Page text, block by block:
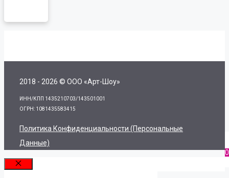
2018 - 2026 © ООО «Арт-Шоу»
ИНН/КПП 1435210703/143501001
ОГРН: 1081435583415
Политика Конфиденциальности (персональные
Данные)
Закрыть
0